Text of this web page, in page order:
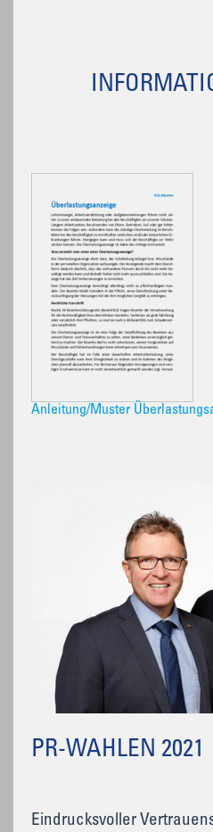
Anleitung/Muster
PR-WAHLEN 2021
Eindrucksvoller